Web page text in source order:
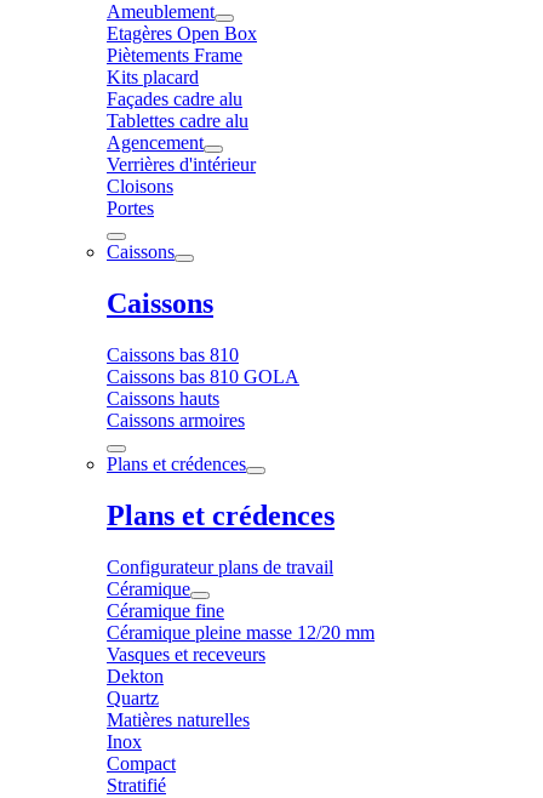
Ameublement
Etagères Open Box
Piètements Frame
Kits placard
Façades cadre alu
Tablettes cadre alu
Agencement
Verrières d'intérieur
Cloisons
Portes
Caissons
Caissons
Caissons bas 810
Caissons bas 810 GOLA
Caissons hauts
Caissons armoires
Plans et crédences
Plans et crédences
Configurateur plans de travail
Céramique
Céramique fine
Céramique pleine masse 12/20 mm
Vasques et receveurs
Dekton
Quartz
Matières naturelles
Inox
Compact
Stratifié